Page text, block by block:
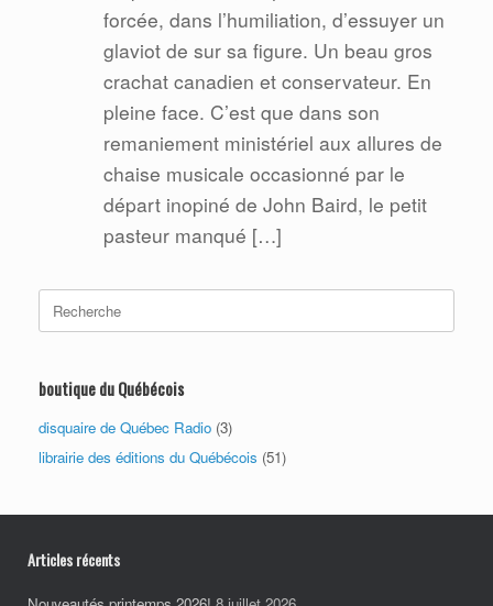
forcée, dans l’humiliation, d’essuyer un
glaviot de sur sa figure. Un beau gros
crachat canadien et conservateur. En
pleine face. C’est que dans son
remaniement ministériel aux allures de
chaise musicale occasionné par le
départ inopiné de John Baird, le petit
pasteur manqué […]
for:
boutique du Québécois
disquaire de Québec Radio (3)
librairie des éditions du Québécois (51)
Articles récents